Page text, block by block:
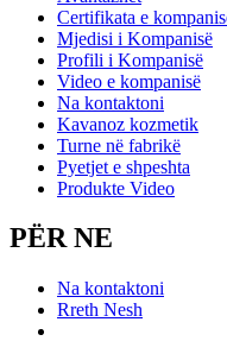
Certifikata e
Mjedisi i Kompanisë
Profili i Kompanisë
Video e kompanisë
Na kontaktoni
Kavanoz kozmetik
Turne në fabrikë
Pyetjet e shpeshta
Produkte Video
PËR NE
Na kontaktoni
Rreth Nesh